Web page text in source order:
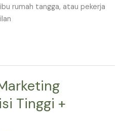
rumah tangga, atau pekerja
Tinggi +